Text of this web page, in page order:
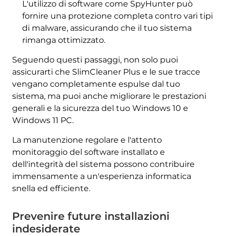
L'utilizzo di software come SpyHunter può
fornire una protezione completa contro vari tipi
di malware, assicurando che il tuo sistema
rimanga ottimizzato.
Seguendo questi passaggi, non solo puoi
assicurarti che SlimCleaner Plus e le sue tracce
vengano completamente espulse dal tuo
sistema, ma puoi anche migliorare le prestazioni
generali e la sicurezza del tuo Windows 10 e
Windows 11 PC.
La manutenzione regolare e l'attento
monitoraggio del software installato e
dell'integrità del sistema possono contribuire
immensamente a un'esperienza informatica
snella ed efficiente.
Prevenire future installazioni
indesiderate